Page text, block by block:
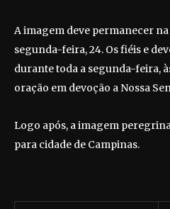
A imagem deve permanecer
segunda-feira, 24. Os fiéis e
durante toda a segunda-feira,
oração em devoção a Nossa
Logo após, a imagem
para cidade de Campinas.